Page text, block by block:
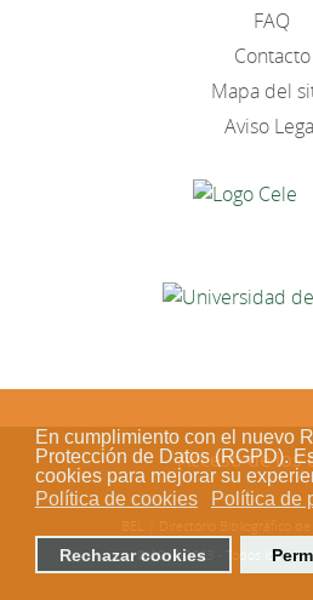
En cumplimiento con el nuevo
Protección de Datos (RGPD).
cookies para mejorar su
Política de cookies
Política de
Rechazar cookies
FAQ
Contacto
Mapa del
Aviso
Acceso de los
© 2018-2023 - Todos los